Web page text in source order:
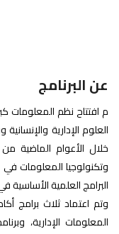
عن البرنامج
العلوم الإدارية
البرامج العلمية
وتم اعتماد ثلاث برامج
المعلومات الإدارية،